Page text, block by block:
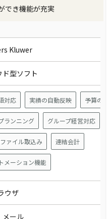
でき機能が充実
Kluwer
ド型ソフト
対応 実績の自動反映 予算の自
ランニング グループ経営対応
ァイル取込み 連結会計
メーション機能
ウザ
ール